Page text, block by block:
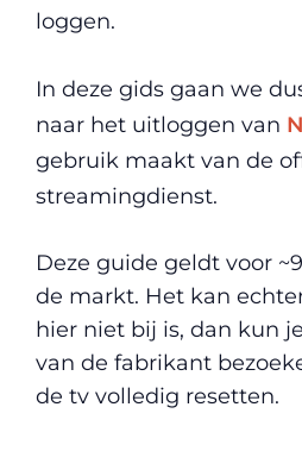
loggen.
In deze gids gaan we
naar het uitloggen van
gebruik maakt van de
streamingdienst.
Deze guide geldt voor
de markt. Het kan
hier niet bij is, dan kun
van de fabrikant
de tv volledig resetten.